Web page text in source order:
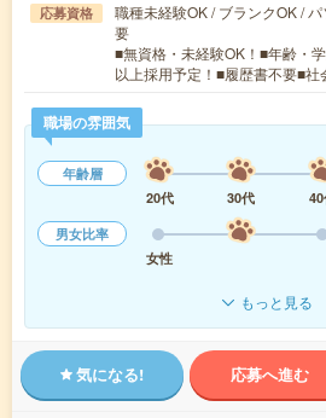
応募資格
職種未経験OK / ブランクOK /
要
■無資格・未経験OK！■年齢・
以上採用予定！■履歴書不要■
職場の雰囲気
年齢層
20代
30代
男女比率
女性
もっと見る
気になる! 応募へ進む